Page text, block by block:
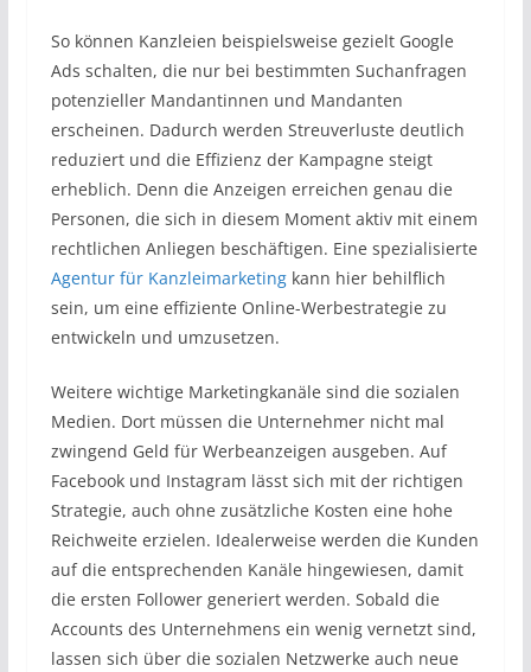
So können Kanzleien beispielsweise gezielt Google
Ads schalten, die nur bei bestimmten Suchanfragen
potenzieller Mandantinnen und Mandanten
erscheinen. Dadurch werden Streuverluste deutlich
reduziert und die Effizienz der Kampagne steigt
erheblich. Denn die Anzeigen erreichen genau die
Personen, die sich in diesem Moment aktiv mit einem
rechtlichen Anliegen beschäftigen. Eine spezialisierte
Agentur für Kanzleimarketingkann hier behilflich
sein, um eine effiziente Online-Werbestrategie zu
entwickeln und umzusetzen.
Weitere wichtige Marketingkanäle sind die sozialen
Medien. Dort müssen die Unternehmer nicht mal
zwingend Geld für Werbeanzeigen ausgeben. Auf
Facebook und Instagram lässt sich mit der richtigen
Strategie, auch ohne zusätzliche Kosten eine hohe
Reichweite erzielen. Idealerweise werden die Kunden
auf die entsprechenden Kanäle hingewiesen, damit
die ersten Follower generiert werden. Sobald die
Accounts des Unternehmens ein wenig vernetzt sind,
lassen sich über die sozialen Netzwerke auch neue